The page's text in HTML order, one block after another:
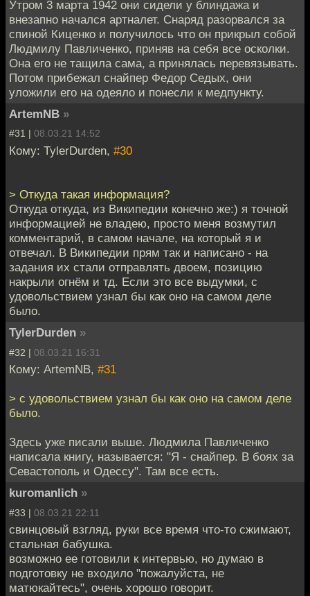
Утром 3 марта 1942 они сидели у блиндажа и
внезапно начался артналет. Снаряд разорвался за
спиной Киценко и получилось что он прикрыл собой
Людмилу Павличенко, приняв на себя все осколки.
Она его не тащила сама, а принялась перевязывать.
Потом прибежал снайпер Федор Седых, они
уложили его на одеяло и понесли к медпункту.
ArtemNB »
#31 | 08.03.21 14:52
Кому: TylеrDurdеn, #30
> Откуда такая информация?
Откуда откуда, из Википедии конечно же:) я точной
информацией не владею, просто меня возмутил
комментарий, в самом начале, на который я и
отвечал. В Википедии прям так и написано - на
задания их стали отправлять двоем, позицию
накрыли огнём и тд. Если это все выдумки, с
удовольствием узнал бы как оно на самом деле
было.
TylеrDurdеn »
#32 | 08.03.21 16:31
Кому: ArtemNB, #31
> с удовольствием узнал бы как оно на самом деле
было.
Здесь уже писали выше. Людмила Павличенко
написала книгу, называется: "Я - снайпер. В боях за
Севастополь и Одессу". Там все есть.
kuromanlich »
#33 | 08.03.21 22:11
свинцовый взгляд, руки все время что-то сжимают,
стальная бабушка.
возможно ее готовили к интервью, но думаю в
подготовку не входило "пожалуйста, не
матюкайтесь", очень хорошо говорит.